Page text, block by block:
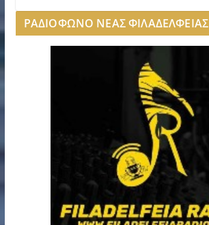
ΡΑΔΙΟΦΩΝΟ ΝΕΑΣ ΦΙΛΑΔΕΛΦΕΙΑΣ